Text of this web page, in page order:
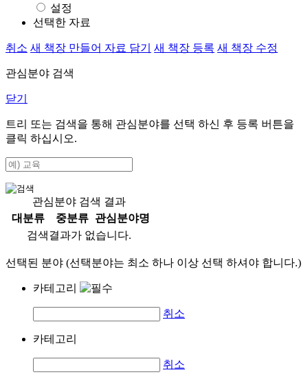
설정
선택한 자료
취소 새 책장 만들어 자료 담기 새 책장 등록 새 책장 수정
관심분야 검색
닫기
트리 또는 검색을 통해 관심분야를 선택 하신 후 등록 버튼을
클릭 하십시오.
관심분야 검색 결과
대분류
중분류
관심분야명
검색결과가 없습니다.
선택된 분야 (선택분야는 최소 하나 이상 선택 하셔야 합니다.)
카테고리
취소
카테고리
취소